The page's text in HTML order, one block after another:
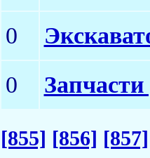
0
0
[855] [856] [857]